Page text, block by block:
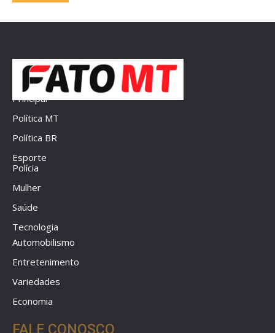
Principal
Política MT
Política BR
Esporte
Polícia
Mulher
Saúde
Tecnologia
Automobilismo
Entretenimento
Variedades
Economia
FALE CONOSCO